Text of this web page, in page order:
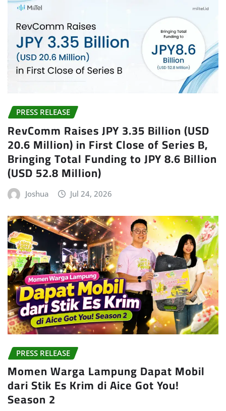
PRESS RELEASE
RevComm Raises JPY 3.35 Billion (USD
20.6 Million) in First Close of Series B,
Bringing Total Funding to JPY 8.6 Billion
(USD 52.8 Million)
Joshua Jul 24, 2026
PRESS RELEASE
Momen Warga Lampung Dapat Mobil
dari Stik Es Krim di Aice Got You!
Season 2